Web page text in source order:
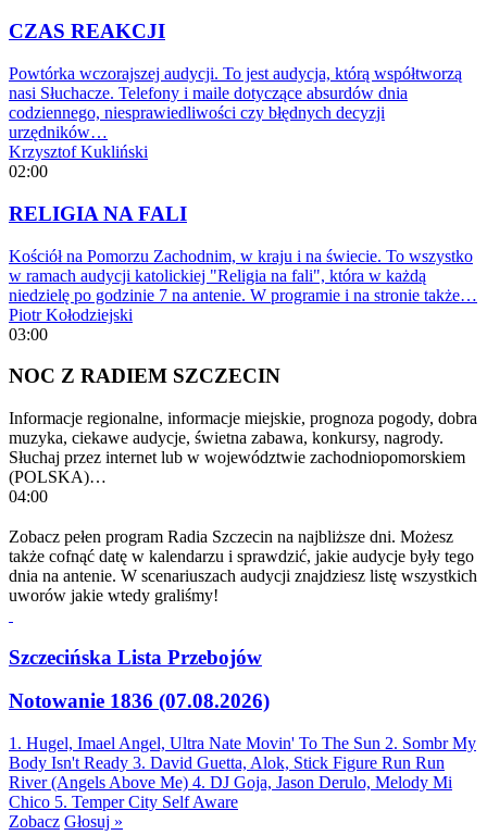
CZAS REAKCJI
Powtórka wczorajszej audycji. To jest audycja, którą współtworzą
nasi Słuchacze. Telefony i maile dotyczące absurdów dnia
codziennego, niesprawiedliwości czy błędnych decyzji
urzędników…
Krzysztof Kukliński
02:00
RELIGIA NA FALI
Kościół na Pomorzu Zachodnim, w kraju i na świecie. To wszystko
w ramach audycji katolickiej "Religia na fali", która w każdą
niedzielę po godzinie 7 na antenie. W programie i na stronie także…
Piotr Kołodziejski
03:00
NOC Z RADIEM SZCZECIN
Informacje regionalne, informacje miejskie, prognoza pogody, dobra
muzyka, ciekawe audycje, świetna zabawa, konkursy, nagrody.
Słuchaj przez internet lub w województwie zachodniopomorskiem
(POLSKA)…
04:00
Zobacz pełen program Radia Szczecin na najbliższe dni. Możesz
także cofnąć datę w kalendarzu i sprawdzić, jakie audycje były tego
dnia na antenie. W scenariuszach audycji znajdziesz listę wszystkich
uworów jakie wtedy graliśmy!
Szczecińska Lista Przebojów
Notowanie 1836 (07.08.2026)
1. Hugel, Imael Angel, Ultra Nate Movin' To The Sun 2. Sombr My
Body Isn't Ready 3. David Guetta, Alok, Stick Figure Run Run
River (Angels Above Me) 4. DJ Goja, Jason Derulo, Melody Mi
Chico 5. Temper City Self Aware
Zobacz Głosuj »